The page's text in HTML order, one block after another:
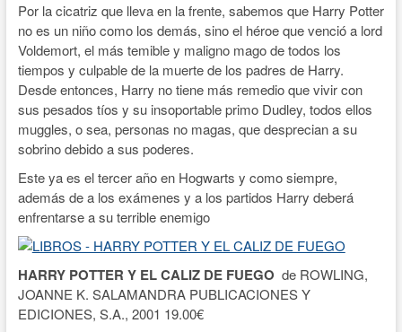
Por la cicatriz que lleva en la frente, sabemos que Harry Potter
no es un niño como los demás, sino el héroe que venció a lord
Voldemort, el más temible y maligno mago de todos los
tiempos y culpable de la muerte de los padres de Harry.
Desde entonces, Harry no tiene más remedio que vivir con
sus pesados tíos y su insoportable primo Dudley, todos ellos
muggles, o sea, personas no magas, que desprecian a su
sobrino debido a sus poderes.
Este ya es el tercer año en Hogwarts y como siempre,
además de a los exámenes y a los partidos Harry deberá
enfrentarse a su terrible enemigo
HARRY POTTER Y EL CALIZ DE FUEGO de ROWLING,
JOANNE K. SALAMANDRA PUBLICACIONES Y
EDICIONES, S.A., 2001 19.00€